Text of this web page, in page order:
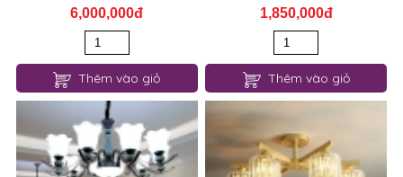
6,000,000đ
Thêm vào giỏ
1,850,000đ
Thêm vào giỏ